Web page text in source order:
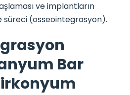
ve implantların
süreci (osseointegrasyon).
Bar